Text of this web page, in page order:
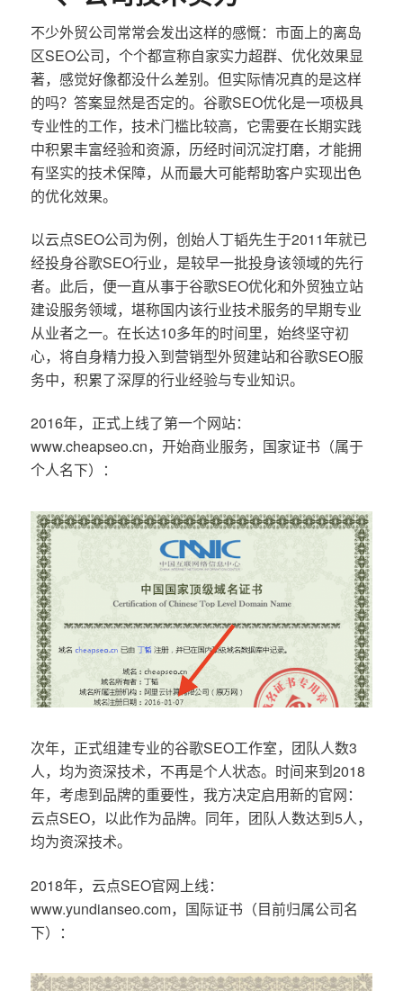
不少外贸公司常常会发出这样的感慨：市面上的离岛
区SEO公司，个个都宣称自家实力超群、优化效果显
著，感觉好像都没什么差别。但实际情况真的是这样
的吗？答案显然是否定的。谷歌SEO优化是一项极具
专业性的工作，技术门槛比较高，它需要在长期实践
中积累丰富经验和资源，历经时间沉淀打磨，才能拥
有坚实的技术保障，从而最大可能帮助客户实现出色
的优化效果。
以云点SEO公司为例，创始人丁韬先生于2011年就已
经投身谷歌SEO行业，是较早一批投身该领域的先行
者。此后，便一直从事于谷歌SEO优化和外贸独立站
建设服务领域，堪称国内该行业技术服务的早期专业
从业者之一。在长达10多年的时间里，始终坚守初
心，将自身精力投入到营销型外贸建站和谷歌SEO服
务中，积累了深厚的行业经验与专业知识。
2016年，正式上线了第一个网站：
www.cheapseo.cn，开始商业服务，国家证书（属于
个人名下）：
次年，正式组建专业的谷歌SEO工作室，团队人数3
人，均为资深技术，不再是个人状态。时间来到2018
年，考虑到品牌的重要性，我方决定启用新的官网：
云点SEO，以此作为品牌。同年，团队人数达到5人，
均为资深技术。
2018年，云点SEO官网上线：
www.yundianseo.com，国际证书（目前归属公司名
下）：